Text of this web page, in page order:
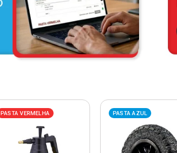
PASTA VERMELHA PASTA AZUL